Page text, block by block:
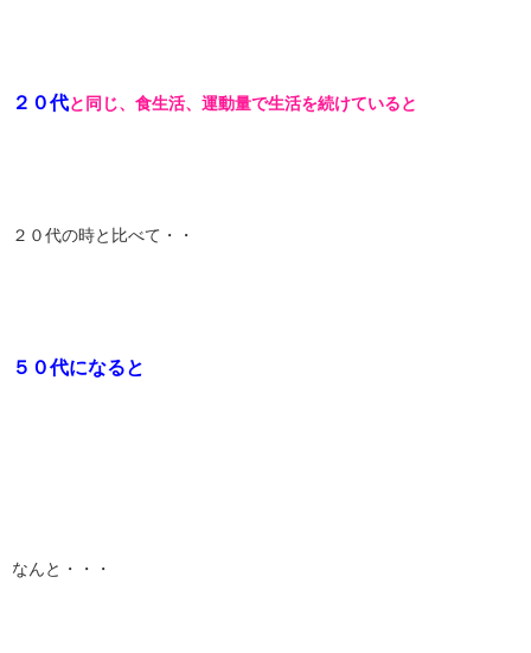
２０代と同じ、食生活、運動量で生活を続けていると
２０代の時と比べて・・
５０代になると
なんと・・・